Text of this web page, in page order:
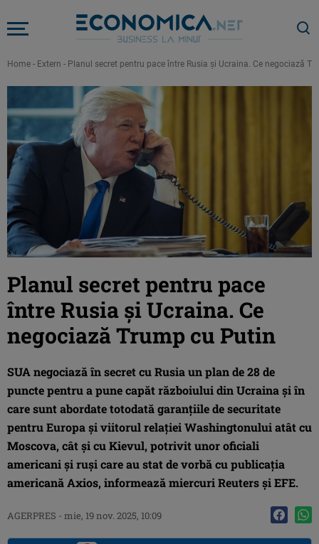
Home - Extern - Planul secret pentru pace între Rusia şi Ucraina. Ce negociază
Planul secret pentru pace
între Rusia şi Ucraina. Ce
negociază Trump cu Putin
SUA negociază în secret cu Rusia un plan de 28 de
puncte pentru a pune capăt războiului din Ucraina şi în
care sunt abordate totodată garanţiile de securitate
pentru Europa şi viitorul relaţiei Washingtonului atât cu
Moscova, cât şi cu Kievul, potrivit unor oficiali
americani şi ruşi care au stat de vorbă cu publicaţia
americană Axios, informează miercuri Reuters şi EFE.
AGERPRES - mie, 19 nov. 2025, 10:09